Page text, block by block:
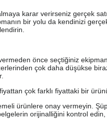
karar verirseniz gerçek
bir yolu da kendinizi
önce seçtiğiniz
çok daha düşükse
çok farklı fiyattaki bir
ürünlere onay vermeyin.
orijinalliğini kontrol edin,